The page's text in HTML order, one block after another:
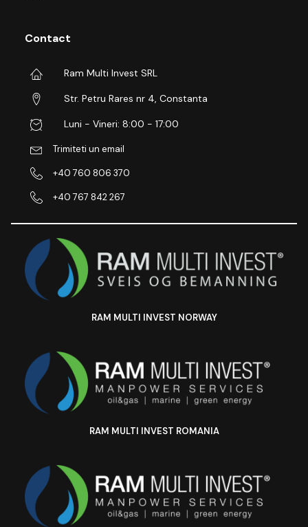
Contact
Ram Multi Invest SRL
Str. Petru Rares nr 4, Constanta
Luni - Vineri: 8:00 - 17:00
Trimiteti un email
+40 760 806 370
+40 767 842 267
RAM MULTI INVEST NORWAY
RAM MULTI INVEST ROMANIA